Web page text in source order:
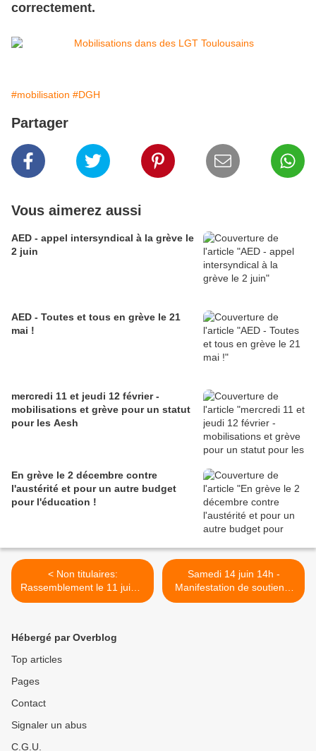
correctement.
#mobilisation #DGH
Partager
Vous aimerez aussi
AED - appel intersyndical à la grève le
2 juin
AED - Toutes et tous en grève le 21
mai !
mercredi 11 et jeudi 12 février -
mobilisations et grève pour un statut
pour les Aesh
En grève le 2 décembre contre
l'austérité et pour un autre budget
pour l'éducation !
< Non titulaires:
Rassemblement le 11 juin à
14H devant le rectorat
Samedi 14 juin 14h -
Manifestation de soutien à
la Palestine >
Hébergé par Overblog
Top articles
Pages
Contact
Signaler un abus
C.G.U.